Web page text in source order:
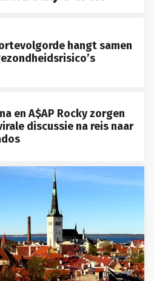
hangt samen
en A$AP Rocky zorgen
discussie na reis naar